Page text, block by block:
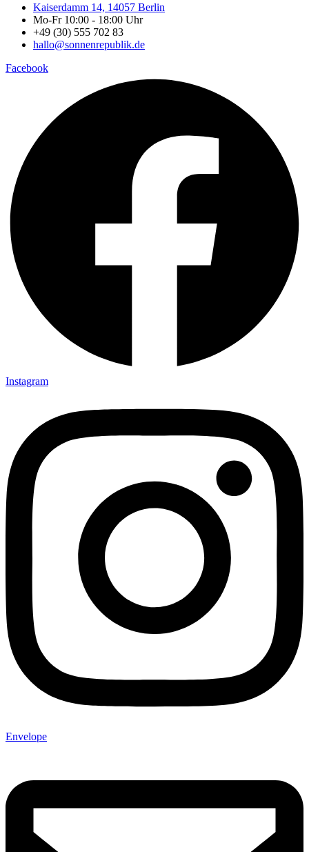
Kaiserdamm 14, 14057 Berlin
Mo-Fr 10:00 - 18:00 Uhr
+49 (30) 555 702 83
hallo@sonnenrepublik.de
Facebook
Instagram
Envelope